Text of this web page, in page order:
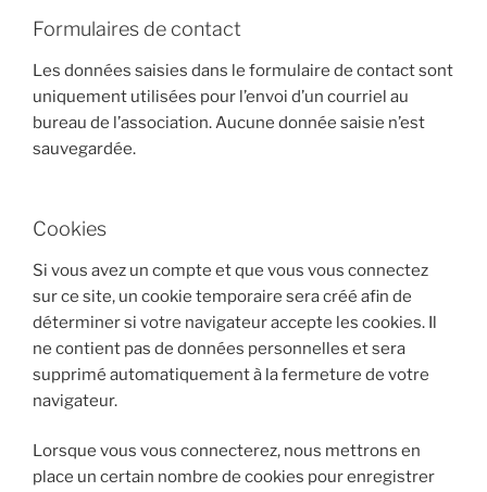
Formulaires de contact
Les données saisies dans le formulaire de contact sont
uniquement utilisées pour l’envoi d’un courriel au
bureau de l’association. Aucune donnée saisie n’est
sauvegardée.
Cookies
Si vous avez un compte et que vous vous connectez
sur ce site, un cookie temporaire sera créé afin de
déterminer si votre navigateur accepte les cookies. Il
ne contient pas de données personnelles et sera
supprimé automatiquement à la fermeture de votre
navigateur.
Lorsque vous vous connecterez, nous mettrons en
place un certain nombre de cookies pour enregistrer